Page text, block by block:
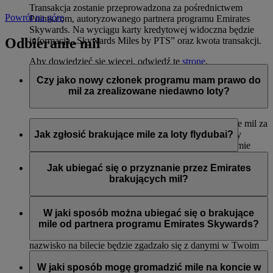
Transakcja zostanie przeprowadzona za pośrednictwem
Points.com, autoryzowanego partnera programu Emirates
Skywards. Na wyciągu karty kredytowej widoczna będzie
informacja „Skywards Miles by PTS” oraz kwota transakcji.
Aby dowiedzieć się więcej, odwiedź tę stronę.
Powrót na górę
Odbieranie mil
Czy jako nowy członek programu mam prawo do
mil za zrealizowane niedawno loty?
Tak, nowi członkowie mogą wnioskować o przyznanie mil za
loty liniami Emirates, flydubai oraz Qantas, które miały
miejsce do dwóch miesięcy przed rejestracją w programie
Emirates Skywards.
Jednak każda inna transakcja, np. loty z innymi liniami
zrealizowane przed rejestracją nie będą uprawniać do
przyznania lub pomnożenia mil.
Jak zgłosić brakujące mile za loty flydubai?
wniosek na stronie flydubai.com.
Jak ubiegać się o przyznanie przez Emirates
brakujących mil?
wniosek online. Mile można uzyskać tylko za kwalifikujące
się loty odbyte w ciągu sześciu miesięcy od daty podróży. Od
nazwisko na bilecie będzie zgadzało się z danymi w Twoim
W jaki sposób można ubiegać się o brakujące
mile od partnera programu Emirates Skywards?
zostało zasilone w ciągu trzech tygodni od daty transakcji.
W jaki sposób mogę gromadzić mile na koncie w